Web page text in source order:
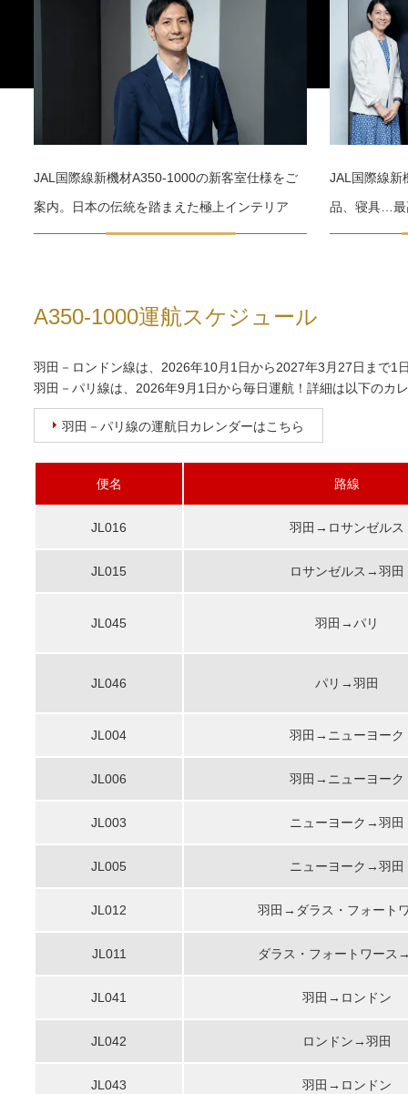
JAL国際線新機材A350-1000の新客室仕様をご
案内。日本の伝統を踏まえた極上インテリア
JAL国際線新
品、寝具…最
A350-1000運航スケジュール
羽田－ロンドン線は、2026年10月1日から2027年3月27日まで1
羽田－パリ線は、2026年9月1日から毎日運航！詳細は以下のカ
羽田－パリ線の運航日カレンダーはこちら
便名 路線
JL016 羽田→ロサンゼルス
JL015 ロサンゼルス→羽田
JL045 羽田→パリ
JL046 パリ→羽田
JL004 羽田→ニューヨーク
JL006 羽田→ニューヨーク
JL003 ニューヨーク→羽田
JL005 ニューヨーク→羽田
JL012 羽田→ダラス・フォート
JL011 ダラス・フォートワース
JL041 羽田→ロンドン
JL042 ロンドン→羽田
JL043 羽田→ロンドン